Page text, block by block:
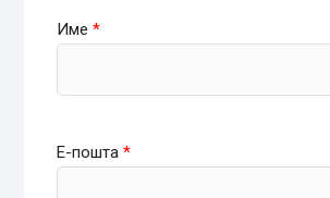
Име *
Е-пошта *